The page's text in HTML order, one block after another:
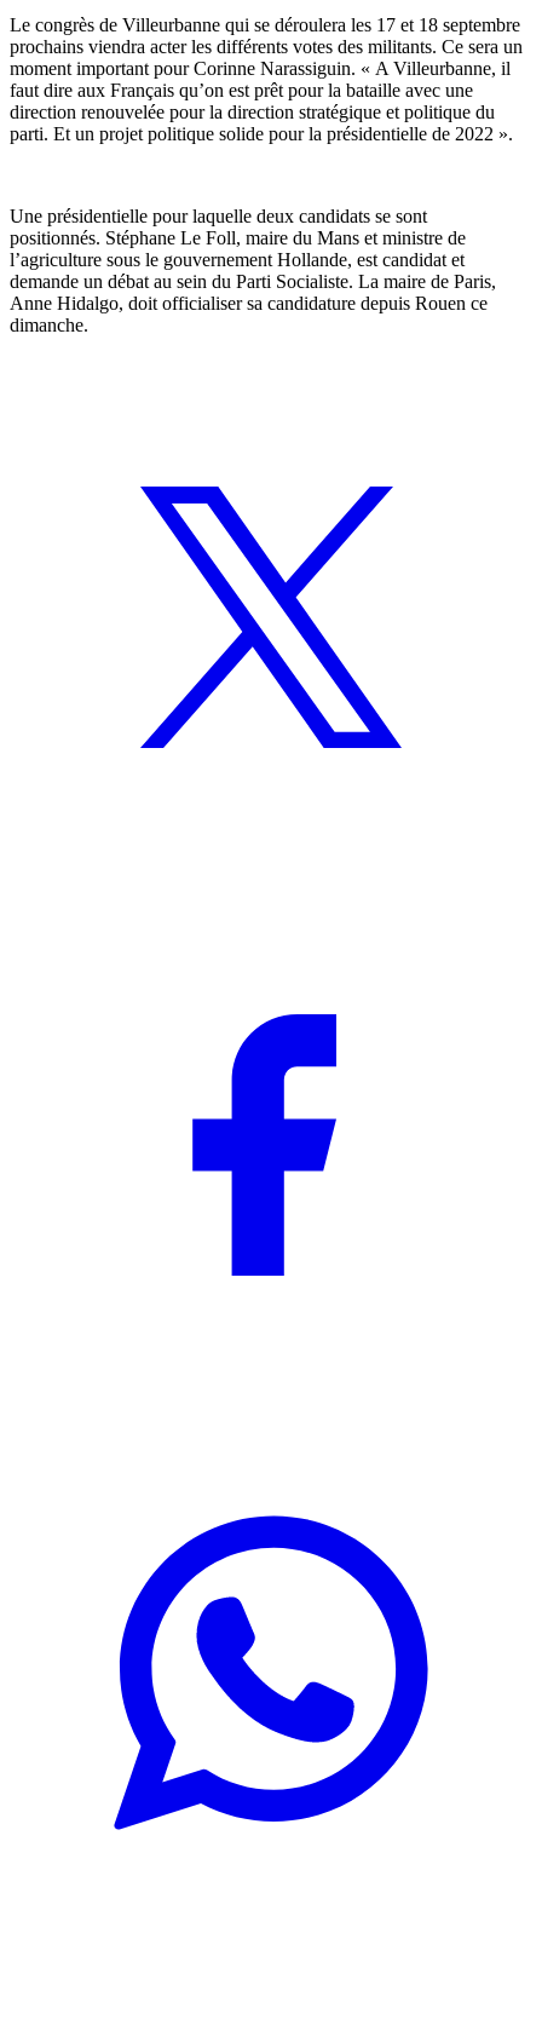
Le congrès de Villeurbanne qui se déroulera les 17 et 18 septembre
prochains viendra acter les différents votes des militants. Ce sera un
moment important pour Corinne Narassiguin. « A Villeurbanne, il
faut dire aux Français qu’on est prêt pour la bataille avec une
direction renouvelée pour la direction stratégique et politique du
parti. Et un projet politique solide pour la présidentielle de 2022 ».
Une présidentielle pour laquelle deux candidats se sont
positionnés. Stéphane Le Foll, maire du Mans et ministre de
l’agriculture sous le gouvernement Hollande, est candidat et
demande un débat au sein du Parti Socialiste. La maire de Paris,
Anne Hidalgo, doit officialiser sa candidature depuis Rouen ce
dimanche.